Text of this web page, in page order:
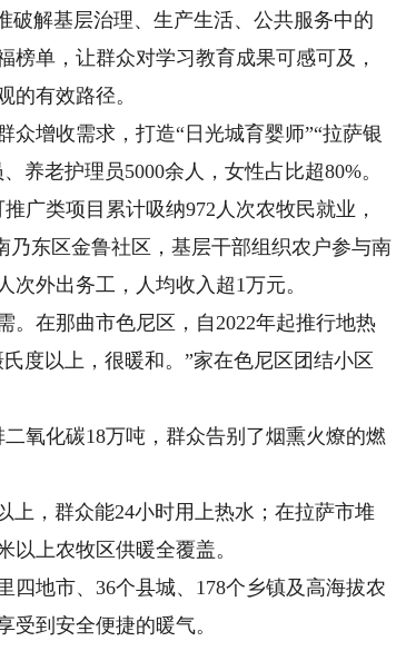
破解基层治理、生产生活、公共服务中的
单，让群众对学习教育成果可感可及，
的有效路径。
增收需求，打造“日光城育婴师”“拉萨银
养老护理员5000余人，女性占比超80%。
类项目累计吸纳972人次农牧民就业，
东区金鲁社区，基层干部组织农户参与南
外出务工，人均收入超1万元。
在那曲市色尼区，自2022年起推行地热
度以上，很暖和。”家在色尼区团结小区
化碳18万吨，群众告别了烟熏火燎的燃
，群众能24小时用上热水；在拉萨市堆
以上农牧区供暖全覆盖。
地市、36个县城、178个乡镇及高海拔农
受到安全便捷的暖气。